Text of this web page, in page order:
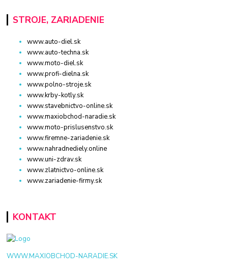
STROJE, ZARIADENIE
www.auto-diel.sk
www.auto-techna.sk
www.moto-diel.sk
www.profi-dielna.sk
www.polno-stroje.sk
www.krby-kotly.sk
www.stavebnictvo-online.sk
www.maxiobchod-naradie.sk
www.moto-prislusenstvo.sk
www.firemne-zariadenie.sk
www.nahradnediely.online
www.uni-zdrav.sk
www.zlatnictvo-online.sk
www.zariadenie-firmy.sk
KONTAKT
WWW.MAXIOBCHOD-NARADIE.SK